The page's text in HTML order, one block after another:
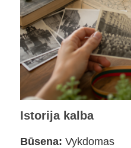
Istorija kalba
Būsena: Vykdomas